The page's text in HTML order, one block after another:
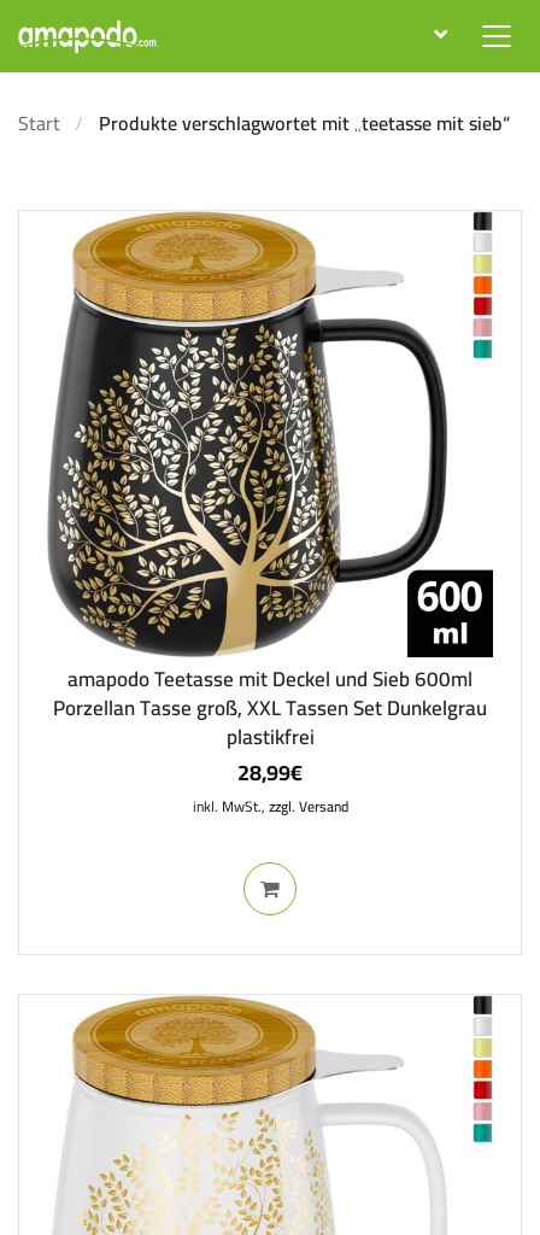
Start Produkte verschlagwortet mit „teetasse mit sieb“
amapodo Teetasse mit Deckel und Sieb 600ml
Porzellan Tasse groß, XXL Tassen Set Dunkelgrau
plastikfrei
28,99€
inkl. MwSt.,zzgl. Versand